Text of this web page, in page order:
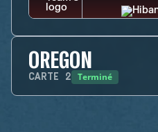
OREGON
CARTE 2 Terminé